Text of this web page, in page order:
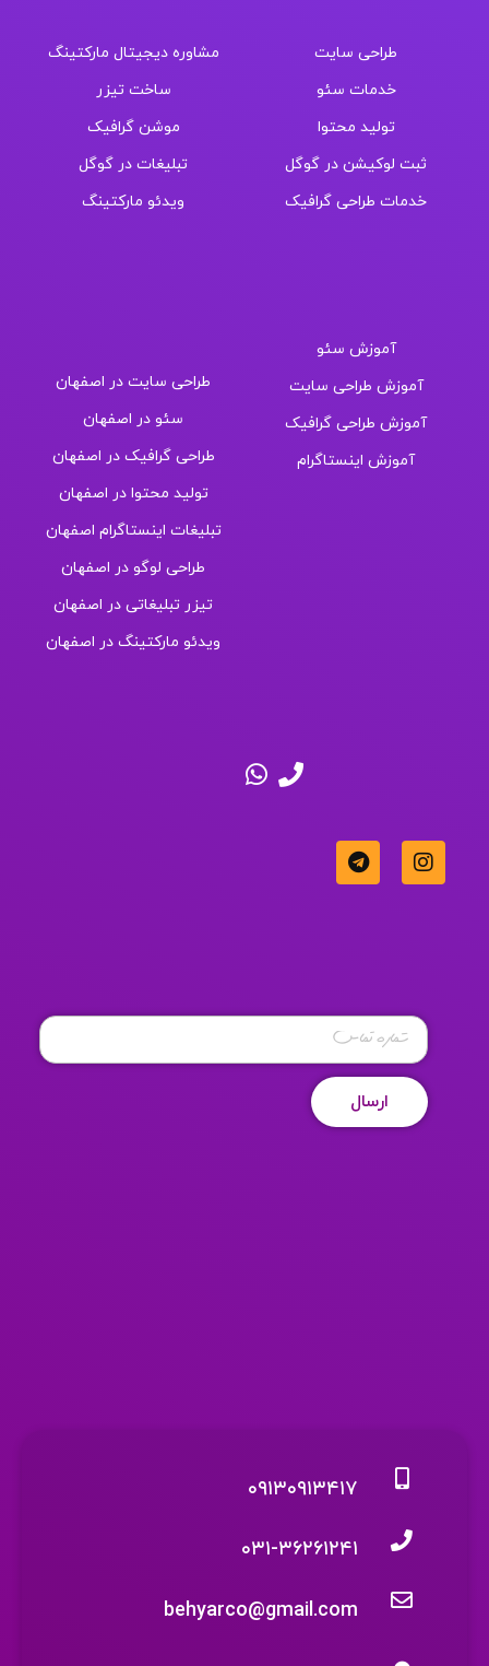
طراحی سایت
خدمات سئو
تولید محتوا
ثبت لوکیشن در گوگل
خدمات طراحی گرافیک
مشاوره دیجیتال مارکتینگ
ساخت تیزر
موشن گرافیک
تبلیغات در گوگل
ویدئو مارکتینگ
آموزش سئو
آموزش طراحی سایت
آموزش طراحی گرافیک
آموزش اینستاگرام
طراحی سایت در اصفهان
سئو در اصفهان
طراحی گرافیک در اصفهان
تولید محتوا در اصفهان
تبلیغات اینستاگرام اصفهان
طراحی لوگو در اصفهان
تیزر تبلیغاتی در اصفهان
ویدئو مارکتینگ در اصفهان
شماره
تماس
*
۰۹۱۳۰۹۱۳۴۱۷
۰۳۱-۳۶۲۶۱۲۴۱
behyarco@gmail.com